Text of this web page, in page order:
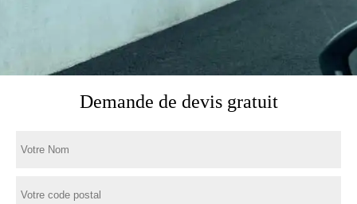
Demande de devis gratuit